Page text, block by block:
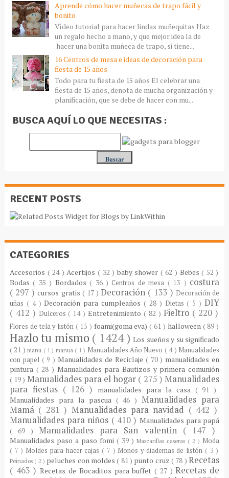
Aprende cómo hacer muñecas de trapo fácil y
bonito
Vídeo tutorial para hacer lindas muñequitas Haz
un regalo hecho a mano, y que mejor idea la de
hacer una bonita muñeca de trapo, si tiene...
16 Centros de mesa e ideas de decoración para
fiesta de 15 años
Todo para tu fiesta de 15 años El celebrar una
fiesta de 15 años, denota de mucha organización y
planificación, que se debe de hacer con mu...
BUSCA AQUÍ LO QUE NECESITAS :
RECENT POSTS
CATEGORIES
Accesorios ( 24 )Acertijos ( 32 ) baby shower ( 62 ) Bebes( 52 )
Bodas( 35 ) Bordados( 36 ) Centros de mesa ( 13 ) costura
( 297 )cursos gratis ( 17 )Decoración ( 133 ) Decoración de
uñas ( 4 )Decoración para cumpleaños( 28 ) Dietas ( 5 )DIY
( 412 ) Dulceros ( 14 )Entretenimiento ( 82 ) Fieltro ( 220 )
Flores de tela y listón ( 15 ) foami(goma eva)( 61 ) halloween ( 89 )
Hazlo tu mismo ( 1424 )Los sueños y su significado
( 21 )manu ( 1 ) manua ( 1 ) Manualidades Año Nuevo ( 4 ) Manualidades
con papel ( 9 )Manualidades de Reciclaje ( 70 ) manualidades en
pintura ( 28 ) Manualidades para Bautizos y primera comunión
( 19 ) Manualidades para el hogar ( 275 )Manualidades
para fiestas ( 126 ) manualidades para la casa ( 91 )
Manualidades para la pascua ( 46 )Manualidades para
Mamá ( 281 ) Manualidades para navidad ( 442 )
Manualidades para niños ( 410 ) Manualidades para papá
( 69 )Manualidades para San valentin ( 147 )
Manualidades paso a paso fomi ( 39 )Mascarillas caseras ( 2 ) Moda
( 7 ) Moldes para hacer cajas ( 7 ) Moños y diademas de listón ( 3 )
Peinados ( 2 ) peluches con moldes( 81 ) punto cruz( 78 )Recetas
( 463 )Recetas de Bocaditos para buffet( 27 )Recetas de